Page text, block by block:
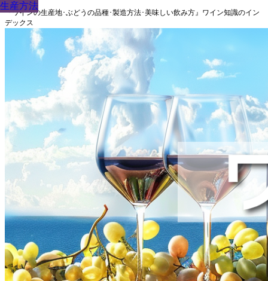
『ワインの生産地･ぶどうの品種･製造方法･美味しい飲み方』ワイン知識のイン
デックス
生産方法
生産方法
生産方法
生産方法
生産方法
生産方法
生産方法
生産方法
生産方法